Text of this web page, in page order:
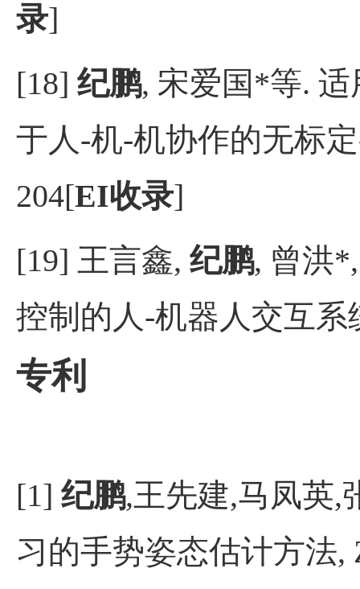
录]
[18] 纪鹏, 宋爱国*等. 适
于人-机-机协作的无标
204[EI收录]
[19] 王言鑫, 纪鹏, 曾洪
控制的人-机器人交互系
专利
[1] 纪鹏,王先建,马凤英,
习的手势姿态估计方法,